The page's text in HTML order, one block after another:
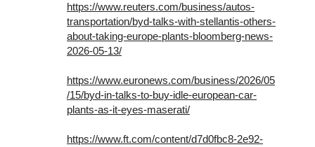
https://www.reuters.com/business/autos-
transportation/byd-talks-with-stellantis-others-
about-taking-europe-plants-bloomberg-news-
2026-05-13/
https://www.euronews.com/business/2026/05
/15/byd-in-talks-to-buy-idle-european-car-
plants-as-it-eyes-maserati/
https://www.ft.com/content/d7d0fbc8-2e92-